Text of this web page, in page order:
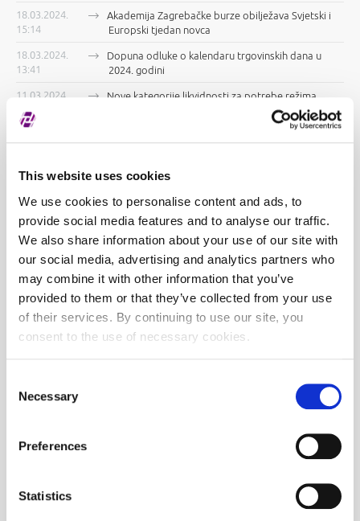
This website uses cookies
We use cookies to personalise content and ads, to
provide social media features and to analyse our traffic.
We also share information about your use of our site with
our social media, advertising and analytics partners who
may combine it with other information that you’ve
provided to them or that they’ve collected from your use
of their services. By continuing to use our site, you
consent to the use of necessary cookies.
Selection
Necessary
Preferences
Statistics
18.03.2024.
15:14
Akademija Zagrebačke burze obilježava Svjetski i
Europski tjedan novca
18.03.2024.
13:41
Dopuna odluke o kalendaru trgovinskih dana u
2024. godini
11.03.2024.
16:18
Nove kategorije likvidnosti za potrebe režima
07.03.2024.
Redovna revizija dioničkih indeksa
01.03.2024.
13:50
Mjesečni izvještaj za veljaču 2024.
28.02.2024.
Održana edukacija o rodnoj ravnopravnosti i
financijskim tržištima
09.02.2024.
Održana edukacija „UpoznajmoETF-ove“
07.02.2024.
Revizija indeksa CROBIS i CROBIStr
11.01.2024.
Pregled trgovine na Zagrebačkoj burzi u 2023.
02.01.2024.